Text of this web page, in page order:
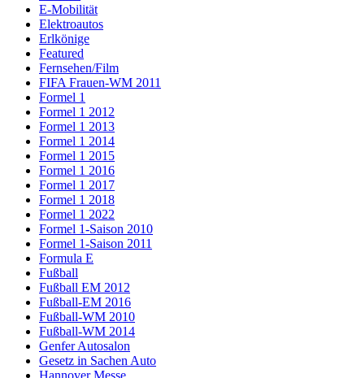
E-Mobilität
Elektroautos
Erlkönige
Featured
Fernsehen/Film
FIFA Frauen-WM 2011
Formel 1
Formel 1 2012
Formel 1 2013
Formel 1 2014
Formel 1 2015
Formel 1 2016
Formel 1 2017
Formel 1 2018
Formel 1 2022
Formel 1-Saison 2010
Formel 1-Saison 2011
Formula E
Fußball
Fußball EM 2012
Fußball-EM 2016
Fußball-WM 2010
Fußball-WM 2014
Genfer Autosalon
Gesetz in Sachen Auto
Hannover Messe